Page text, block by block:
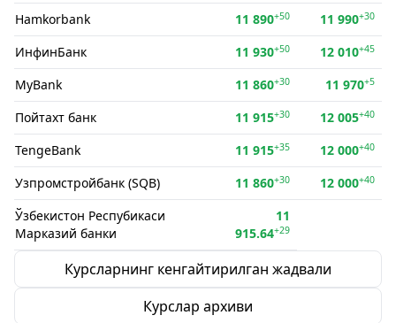
Hamkorbank 11 890+50 11 990+30
ИнфинБанк 11 930+50 12 010+45
MyBank 11 860+30 11 970+5
Пойтахт банк 11 915+30 12 005+40
TengeBank 11 915+35 12 000+40
Узпромстройбанк (SQB) 11 860+30 12 000+40
Ўзбекистон Респубикаси
Марказий банки
11
915.64+29
Курсларнинг кенгайтирилган жадвали
Курслар архиви